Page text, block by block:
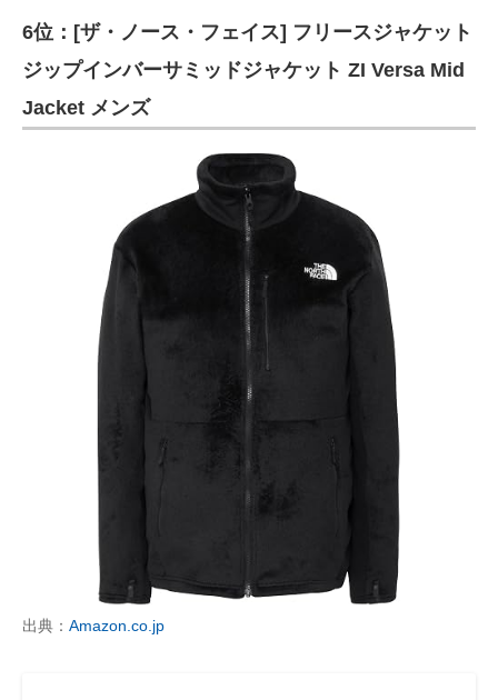
6位：[ザ・ノース・フェイス] フリースジャケット
ジップインバーサミッドジャケット ZI Versa Mid
Jacket メンズ
出典： Amazon.co.jp